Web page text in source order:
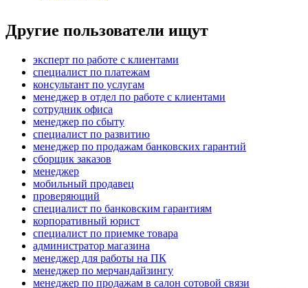
Другие пользователи ищут
эксперт по работе с клиентами
специалист по платежам
консультант по услугам
менеджер в отдел по работе с клиентами
сотрудник офиса
менеджер по сбыту
специалист по развитию
менеджер по продажам банковских гарантий
сборщик заказов
менеджер
мобильный продавец
проверяющий
специалист по банковским гарантиям
корпоративный юрист
специалист по приемке товара
администратор магазина
менеджер для работы на ПК
менеджер по мерчандайзингу
менеджер по продажам в салон сотовой связи